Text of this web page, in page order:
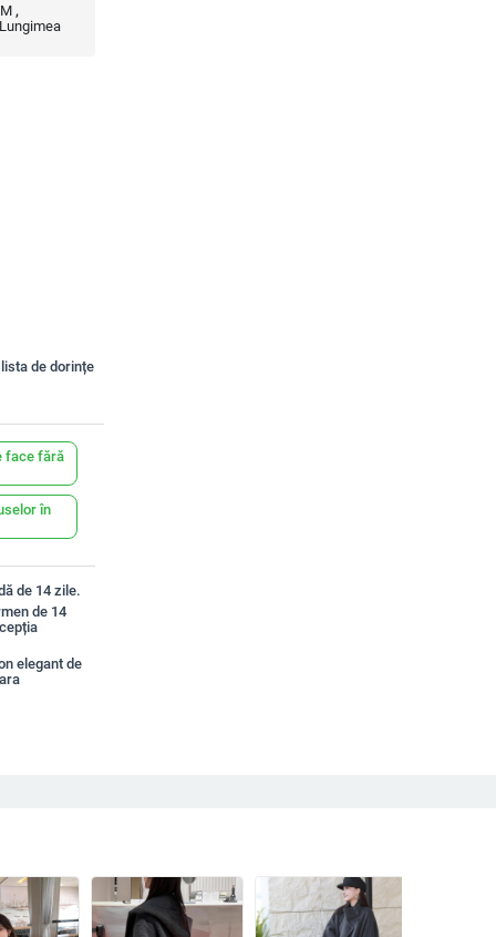
M
Lungimea
de dorințe
face fără
în
de 14 zile.
de 14
elegant de